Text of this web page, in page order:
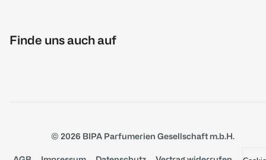
Finde uns auch auf
© 2026 BIPA Parfumerien Gesellschaft m.b.H.